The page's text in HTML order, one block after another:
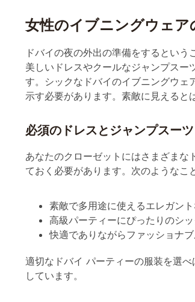
美しいドレスやクールなジャンプス
す。シックなドバイのイブニングウ
示す必要があります。素敵に見えると
ておく必要があります。次のようなこ
高級パーティーにぴったりのシッ
快適でありながらファッショナ
しています。